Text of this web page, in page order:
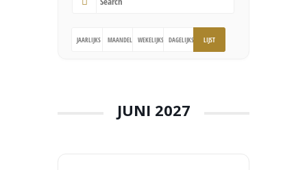
JAARLIJKS MAANDELIJKSWEKELIJKS DAGELIJKS LIJST
JUNI 2027